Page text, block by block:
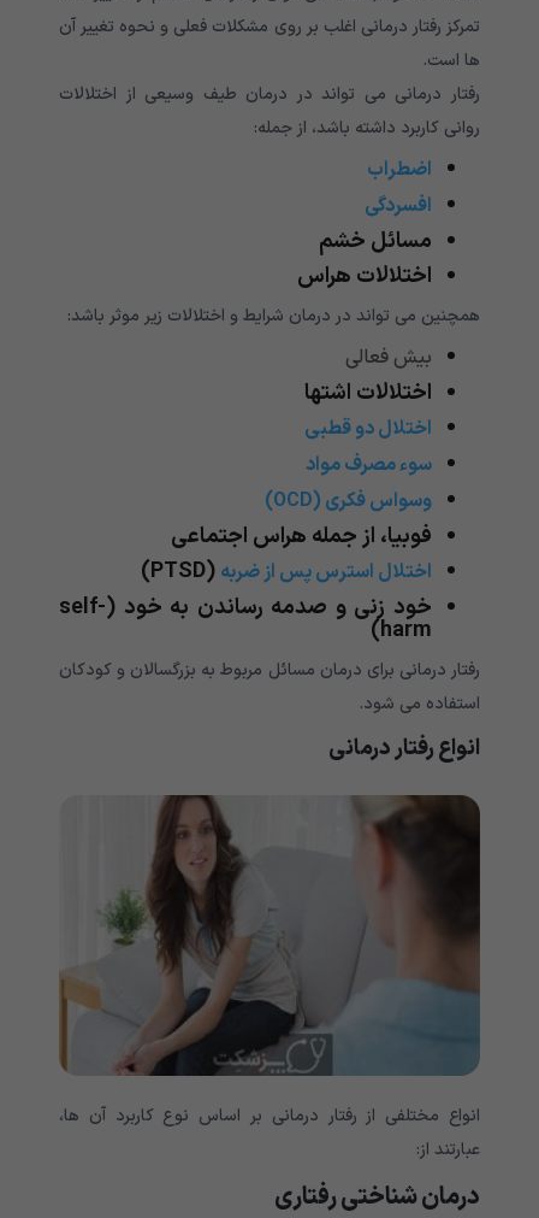
تمرکز رفتار درمانی اغلب بر روی مشکلات فعلی و نحوه تغییر آن
ها است.
رفتار درمانی می تواند در درمان طیف وسیعی از اختلالات
روانی کاربرد داشته باشد، از جمله:
اضطراب
افسردگی
مسائل خشم
اختلالات هراس
همچنین می تواند در درمان شرایط و اختلالات زیر موثر باشد:
بیش فعالی
اختلالات اشتها
اختلال دو قطبی
سوء مصرف مواد
وسواس فکری (OCD)
فوبیا، از جمله هراس اجتماعی
اختلال استرس پس از ضربه (PTSD)
خود زنی و صدمه رساندن به خود (self-
harm)
رفتار درمانی برای درمان مسائل مربوط به بزرگسالان و کودکان
استفاده می شود.
انواع رفتار درمانی
انواع مختلفی از رفتار درمانی بر اساس نوع کاربرد آن ها،
عبارتند از:
درمان شناختی رفتاری